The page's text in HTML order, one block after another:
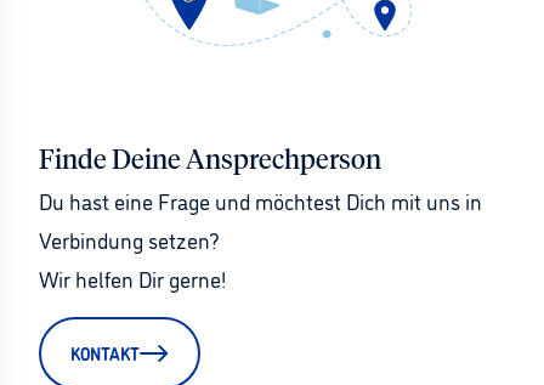
Finde Deine Ansprechperson
Du hast eine Frage und möchtest Dich mit uns in
Verbindung setzen?
Wir helfen Dir gerne!
KONTAKT